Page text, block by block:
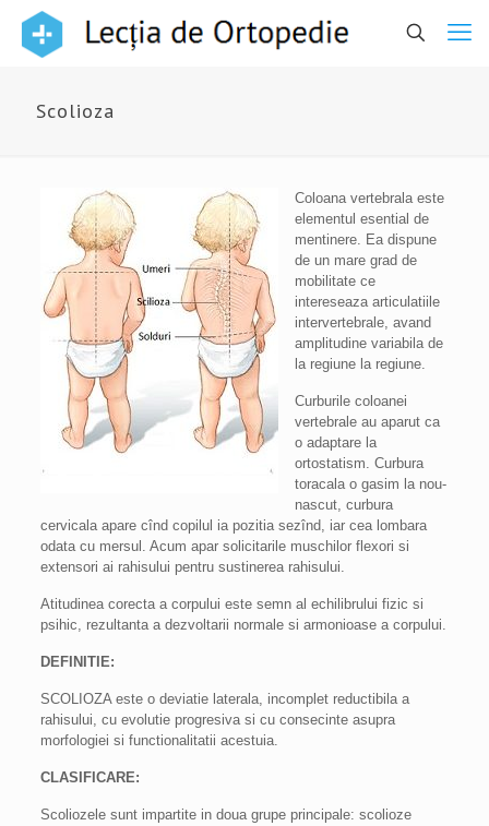
Scolioza
Coloana vertebrala este
elementul esential de
mentinere. Ea dispune
de un mare grad de
mobilitate ce
intereseaza articulatiile
intervertebrale, avand
amplitudine variabila de
la regiune la regiune.
Curburile coloanei
vertebrale au aparut ca
o adaptare la
ortostatism. Curbura
toracala o gasim la nou-
nascut, curbura
cervicala apare cînd copilul ia pozitia sezînd, iar cea lombara
odata cu mersul. Acum apar solicitarile muschilor flexori si
extensori ai rahisului pentru sustinerea rahisului.
Atitudinea corecta a corpului este semn al echilibrului fizic si
psihic, rezultanta a dezvoltarii normale si armonioase a corpului.
DEFINITIE:
SCOLIOZA este o deviatie laterala, incomplet reductibila a
rahisului, cu evolutie progresiva si cu consecinte asupra
morfologiei si functionalitatii acestuia.
CLASIFICARE:
Scoliozele sunt impartite in doua grupe principale: scolioze